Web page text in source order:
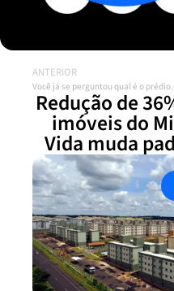
ANTERIOR
Você já se
Redução de
imóveis do
Vida muda